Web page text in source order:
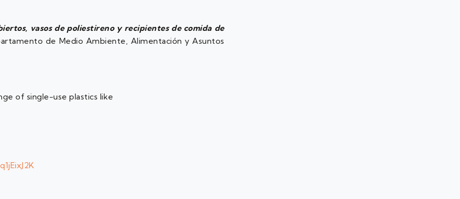
vasos de poliestireno y recipientes de comida de
de Medio Ambiente, Alimentación y Asuntos
of single-use plastics like